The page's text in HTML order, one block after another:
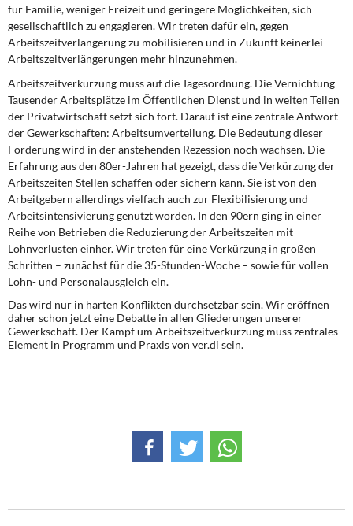
Über mich
Kontakt
für Familie, weniger Freizeit und geringere Möglichkeiten, sich
gesellschaftlich zu engagieren. Wir treten dafür ein, gegen
Arbeitszeitverlängerung zu mobilisieren und in Zukunft keinerlei
Arbeitszeitverlängerungen mehr hinzunehmen.
Arbeitszeitverkürzung muss auf die Tagesordnung. Die Vernichtung
Tausender Arbeitsplätze im Öffentlichen Dienst und in weiten Teilen
der Privatwirtschaft setzt sich fort. Darauf ist eine zentrale Antwort
der Gewerkschaften: Arbeitsumverteilung. Die Bedeutung dieser
Forderung wird in der anstehenden Rezession noch wachsen. Die
Erfahrung aus den 80er-Jahren hat gezeigt, dass die Verkürzung der
Arbeitszeiten Stellen schaffen oder sichern kann. Sie ist von den
Arbeitgebern allerdings vielfach auch zur Flexibilisierung und
Arbeitsintensivierung genutzt worden. In den 90ern ging in einer
Reihe von Betrieben die Reduzierung der Arbeitszeiten mit
Lohnverlusten einher. Wir treten für eine Verkürzung in großen
Schritten – zunächst für die 35-Stunden-Woche – sowie für vollen
Lohn- und Personalausgleich ein.
Das wird nur in harten Konflikten durchsetzbar sein.Wir eröffnen
daher schon jetzt eine Debatte in allen Gliederungen unserer
Gewerkschaft. Der Kampf um Arbeitszeitverkürzung muss zentrales
Element in Programm und Praxis von ver.di sein.